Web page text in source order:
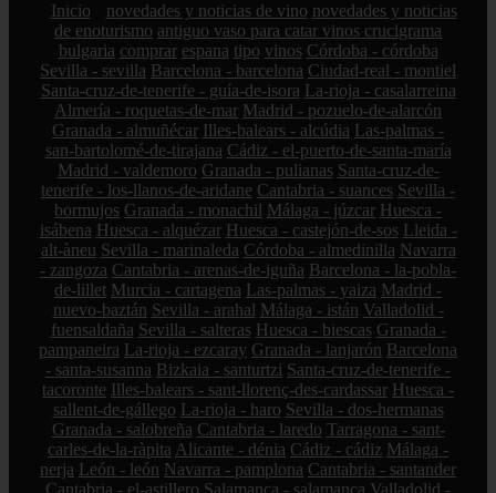
Inicio novedades y noticias de vino novedades y noticias
de enoturismo antiguo vaso para catar vinos crucigrama
bulgaria comprar espana tipo vinos Córdoba - córdoba
Sevilla - sevilla Barcelona - barcelona Ciudad-real - montiel
Santa-cruz-de-tenerife - guía-de-isora La-rioja - casalarreina
Almería - roquetas-de-mar Madrid - pozuelo-de-alarcón
Granada - almuñécar Illes-balears - alcúdia Las-palmas -
san-bartolomé-de-tirajana Cádiz - el-puerto-de-santa-maría
Madrid - valdemoro Granada - pulianas Santa-cruz-de-
tenerife - los-llanos-de-aridane Cantabria - suances Sevilla -
bormujos Granada - monachil Málaga - júzcar Huesca -
isábena Huesca - alquézar Huesca - castejón-de-sos Lleida -
alt-àneu Sevilla - marinaleda Córdoba - almedinilla Navarra
- zangoza Cantabria - arenas-de-iguña Barcelona - la-pobla-
de-lillet Murcia - cartagena Las-palmas - yaiza Madrid -
nuevo-baztán Sevilla - arahal Málaga - istán Valladolid -
fuensaldaña Sevilla - salteras Huesca - biescas Granada -
pampaneira La-rioja - ezcaray Granada - lanjarón Barcelona
- santa-susanna Bizkaia - santurtzi Santa-cruz-de-tenerife -
tacoronte Illes-balears - sant-llorenç-des-cardassar Huesca -
sallent-de-gállego La-rioja - haro Sevilla - dos-hermanas
Granada - salobreña Cantabria - laredo Tarragona - sant-
carles-de-la-ràpita Alicante - dénia Cádiz - cádiz Málaga -
nerja León - león Navarra - pamplona Cantabria - santander